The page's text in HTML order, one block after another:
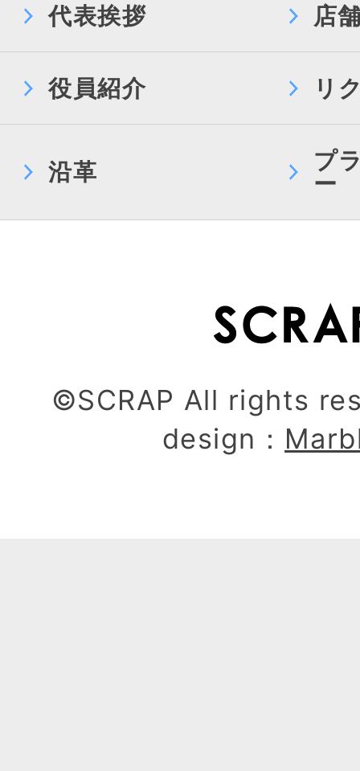
代表挨拶 店
役員紹介 リ
沿革
プ
ー
©SCRAP All rights
design：